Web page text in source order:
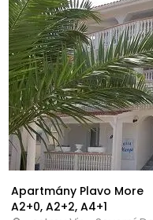
Apartmány Plavo More
A2+0, A2+2, A4+1